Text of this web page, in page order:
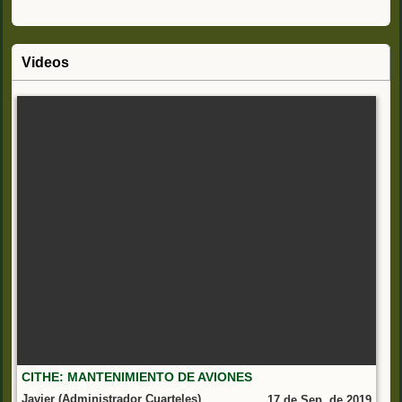
Videos
CITHE: MANTENIMIENTO DE AVIONES
Javier (Administrador Cuarteles)